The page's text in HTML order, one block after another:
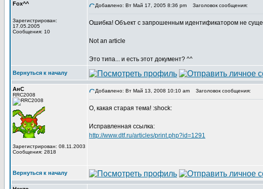
Fox^^
Зарегистрирован:
17.05.2005
Сообщения: 10
Добавлено: Вт Май 17, 2005 8:36 pm Заголовок сообщения:
Ошибка! Объект с запрошенным идентификатором не
Not an article
Это типа... и есть этот документ? ^^
Вернуться к началу
АнС
RRC2008
Зарегистрирован: 08.11.2003
Сообщения: 2818
Добавлено: Вт Май 13, 2008 10:10 am Заголовок сообщения:
О, какая старая тема! :shock:
Исправленная ссылка:
http://www.dtf.ru/articles/print.php?id=1291
Вернуться к началу